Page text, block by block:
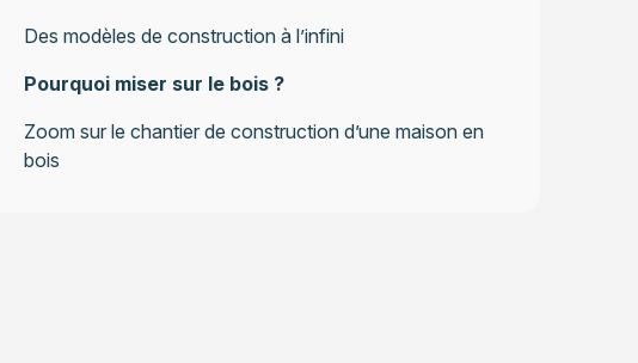
Des modèles de construction à l’infini
Pourquoi miser sur le bois ?
Zoom sur le chantier de construction d’une maison en
bois